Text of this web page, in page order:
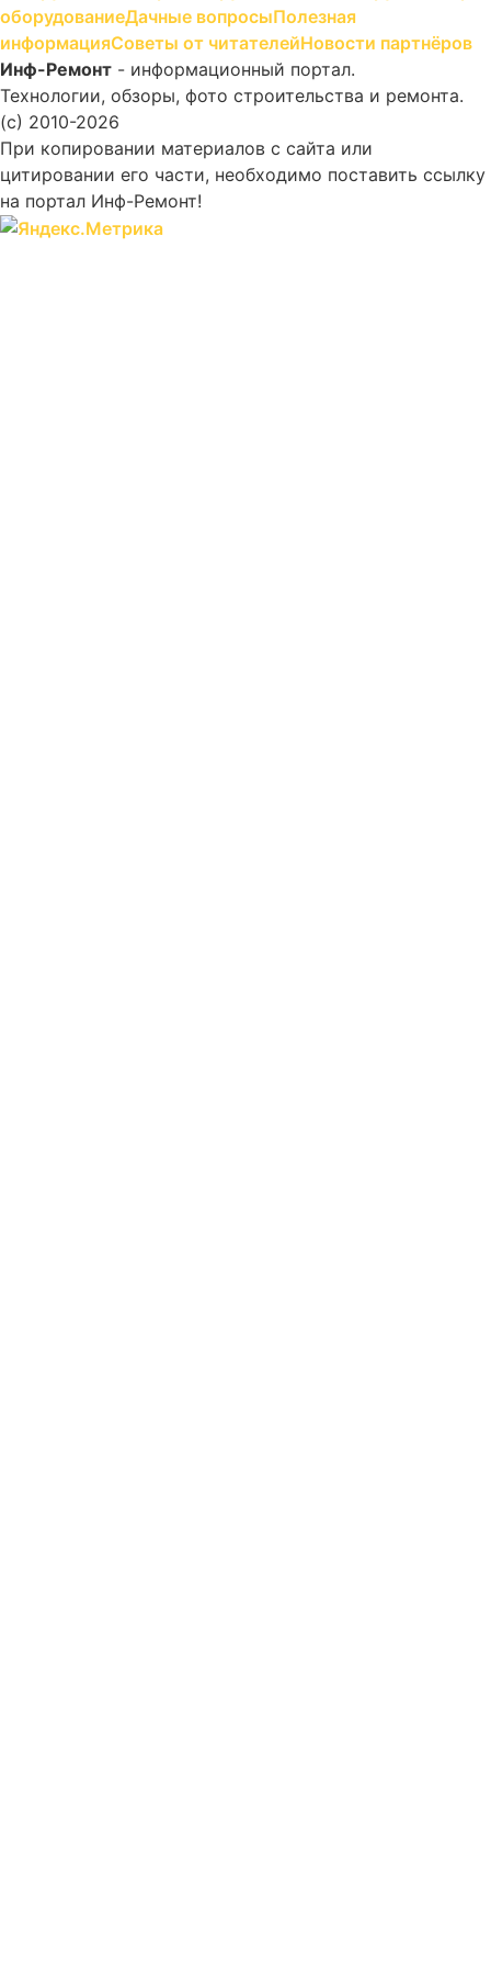
оборудованиеДачные вопросыПолезная
информацияСоветы от читателейНовости партнёров
Инф-Ремонт - информационный портал.
Технологии, обзоры, фото строительства и ремонта.
(c) 2010-2026
При копировании материалов с сайта или
цитировании его части, необходимо поставить ссылку
на портал Инф-Ремонт!